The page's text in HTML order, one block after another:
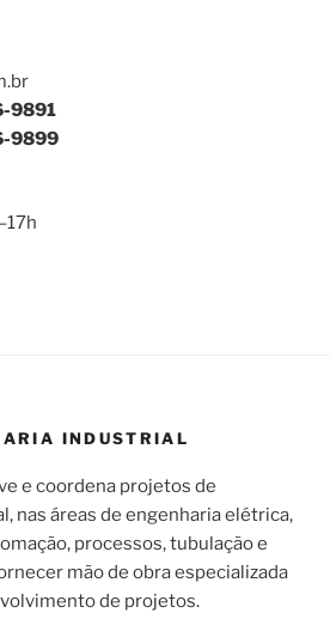
9891
9899
INDUSTRIAL
e coordena projetos de
nas áreas de engenharia elétrica,
processos, tubulação e
mão de obra especializada
de projetos.